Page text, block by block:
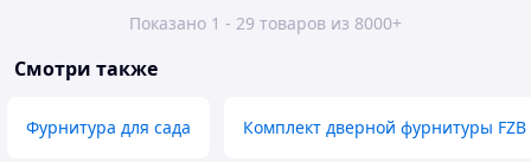
Показано 1 - 29 товаров из 8000+
Смотри также
Фурнитура для сада Комплект дверной фурнитуры FZB